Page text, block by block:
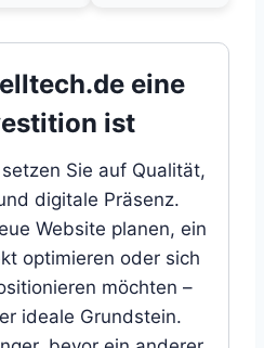
eine
ist
Sie auf Qualität,
digitale Präsenz.
Website planen, ein
optimieren oder sich
möchten –
ideale Grundstein.